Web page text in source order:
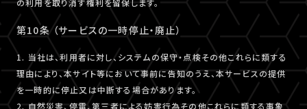
の利用を取り消す権利を留保します。
第10条 （サービスの一時停止・廃止）
1. 当社は、利用者に対し、システムの保守・点検その他これらに類する
理由により、本サイト等において事前に告知のうえ、本サービスの提供
を一時的に停止又は中断する場合があります。
2. 自然災害、停電、第三者による妨害行為その他これらに類する事象